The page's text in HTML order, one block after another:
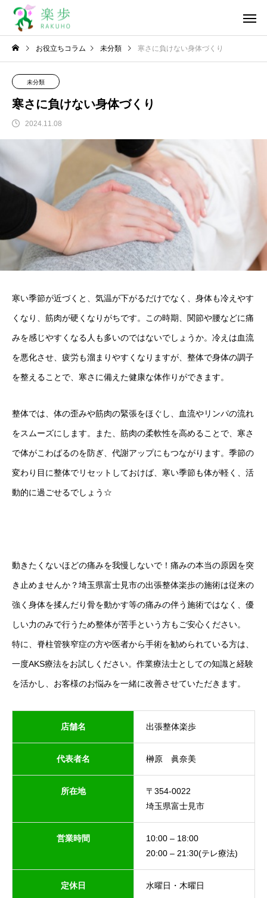
お役立ちコラム 未分類 寒さに負けない身体づくり
未分類
寒さに負けない身体づくり
2024.11.08
寒い季節が近づくと、気温が下がるだけでなく、身体も冷えやす
くなり、筋肉が硬くなりがちです。この時期、関節や腰などに痛
みを感じやすくなる人も多いのではないでしょうか。冷えは血流
を悪化させ、疲労も溜まりやすくなりますが、整体で身体の調子
を整えることで、寒さに備えた健康な体作りができます。
整体では、体の歪みや筋肉の緊張をほぐし、血流やリンパの流れ
をスムーズにします。また、筋肉の柔軟性を高めることで、寒さ
で体がこわばるのを防ぎ、代謝アップにもつながります。季節の
変わり目に整体でリセットしておけば、寒い季節も体が軽く、活
動的に過ごせるでしょう☆
動きたくないほどの痛みを我慢しないで！痛みの本当の原因を突
き止めませんか？埼玉県富士見市の出張整体楽歩の施術は従来の
強く身体を揉んだり骨を動かす等の痛みの伴う施術ではなく、優
しい力のみで行うため整体が苦手という方もご安心ください。
特に、脊柱管狭窄症の方や医者から手術を勧められている方は、
一度AKS療法をお試しください。作業療法士としての知識と経験
を活かし、お客様のお悩みを一緒に改善させていただきます。
店舗名 出張整体楽歩
代表者名 榊原 眞奈美
所在地
〒354-0022
埼玉県富士見市
営業時間
10:00 – 18:00
20:00 – 21:30(テレ療法)
定休日 水曜日・木曜日